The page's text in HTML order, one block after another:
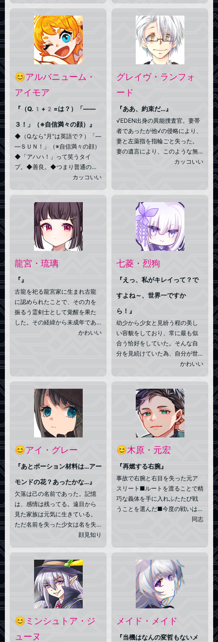
却の彼方。裂かれ、焼かれ、封
じられた魂はそれでもなお黒く
心に在る故にその態度は傲慢。
余は大いなる竜であるが故に。
している。身長170cm。尾
羽根を持ち、目や髪にミミズク
の特徴を備えている。 【その
他】惚れっぽい。
😊アルバニューム・
アイモア
『（Q.1+2=は？）「――
３！」（※自信満々の顔）』
◆（Q.なら"月"は英語で？）「―
―ＳＵＮ！」（※自信満々の顔）
◆「アハハ！」って笑うタイ
プ。◆善良。◆つまり普通の十
代女子。◇――彼女が元居た√は
性"をその身に注ぎ込まれた子供
達は、追跡を逃れるために記憶
を封印までされた。結果、安全
で平和な√EDENへ転生。平和な
世界で生まれ変わり、平和に生
きていた。はずだった。
カッコいい
グレイヴ・ランフォ
ード
『ああ、約束だ…』
√EDEN出身の異能捜査官。妻帯
者であったが他√の侵略により、
妻と左薬指を指輪ごと失った。
妻の遺言により、このような無
法から人々を守るために、精霊
だらしなく、へらへら笑う昼行
燈の印象がある。妻と結婚する
ために帰化して、日本語をマス
ターしている。
カッコいい
龍宮・琉璃
『』
古龍を祀る龍宮家に生まれ古龍
に認められたことで、その力を
振るう霊剣士として覚醒を果た
した。その経緯から未成年であ
りながらカミガリに所属してい
かわいい
七菱・烈狗
『えっ、私がキレイって？で
すよね～、世界一ですか
ら！』
幼少から少女と見紛う程の美し
い容貌をしており、常に最も似
合う恰好をしていた。そんな自
分を見続けていた為、自分が世
界一美しいと思い込んでいる。
せないのでは……？」と、両親か
ら心配され一念発起。 どうせ
伴侶にするなら、自分より圧倒
的に美しい者がいいよね？ よ
し、探そう！ そうして探偵社
に就職。しかし仕事の評価は微
妙、周囲の助けで何とか仕事で
きている。
かわいい
😊アイ・グレー
『あとポーション材料は…アー
モンドの花？あったかな…』
欠落は己の名前であった。記憶
は、感情は残ってる。遠目から
見た家族は元気に生きている。
ただ名前を失った少女は名を失
ったが故に世界から外れてしま
藍に灰色の色合いを持つからア
イ・グレー。 ある医神
アスクレピオス
の末娘の
名を捩った名でもあると師は言
った。名と魔術の知識とガラス
張りの温室。それらを授けた師
は旅に。今は温室で一人、魔術
の研鑽を積む。
顔見知り
😊木原・元宏
『再燃する右腕』
事故で右腕と右目を失った元ア
スリート■ルートを渡ることで精
巧な義体を手に入れふたたび戦
うことを選んだ■今度の戦いは世
界を救うため、可能性に手を伸
ム色■穏やかな目の奥に強い意志
がにじむ■普段は明るく穏やかで
ちょっと抜けている感じ、集中
していると別人みたいに見える
同志
😊ミンシュトア・ジ
ューヌ
メイド・メイド
『当機はなんの変哲もないメ